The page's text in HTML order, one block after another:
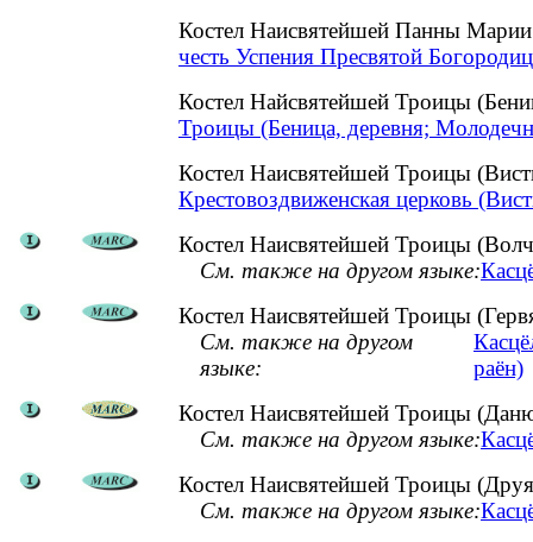
Костел Наисвятейшей Панны
честь Успения Пресвятой
Костел Найсвятейшей Троицы
Троицы (Беница, деревня;
Костел Наисвятейшей Троицы
Крестовоздвиженская церковь
Костел Наисвятейшей Троицы
См. также на другом языке:
Костел Наисвятейшей Троицы
См. также на другом
языке:
раён)
Костел Наисвятейшей Троицы
См. также на другом языке:
Костел Наисвятейшей Троицы
См. также на другом языке: